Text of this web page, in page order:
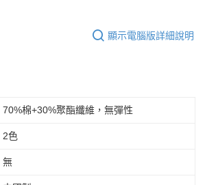
顯示電腦版詳細說明
70%棉+30%聚酯纖維，無彈性
2色
無